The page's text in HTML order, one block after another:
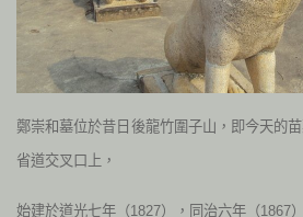
鄭崇和墓位於昔日後龍竹圍子山，即今天的
省道交叉口上，
始建於道光七年（1827），同治六年（1867